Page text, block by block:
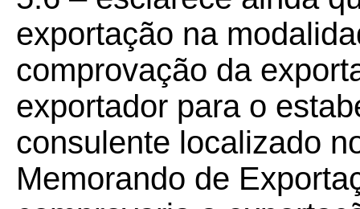
exportação na
comprovação da
exportador para o
consulente localizado
Memorando de